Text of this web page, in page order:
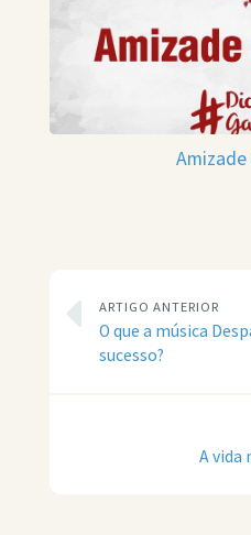
ARTIGO ANTERIOR
O que a música
sucesso?
A vida